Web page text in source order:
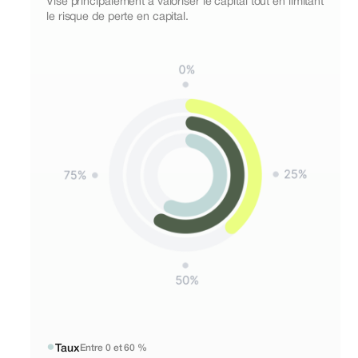
le risque de perte en capital.
●Taux Entre 0 et 60 %